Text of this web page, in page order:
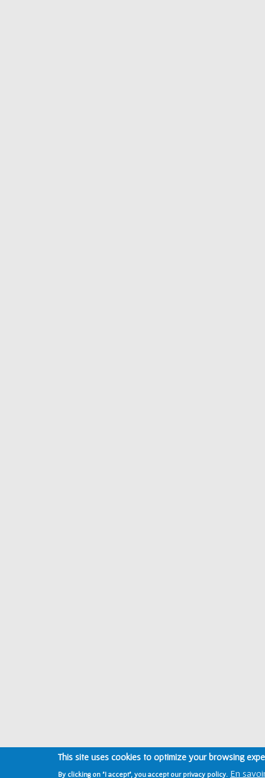
This site uses cookies to optimize your browsing
By clicking on "I accept", you accept our privacy policy. En